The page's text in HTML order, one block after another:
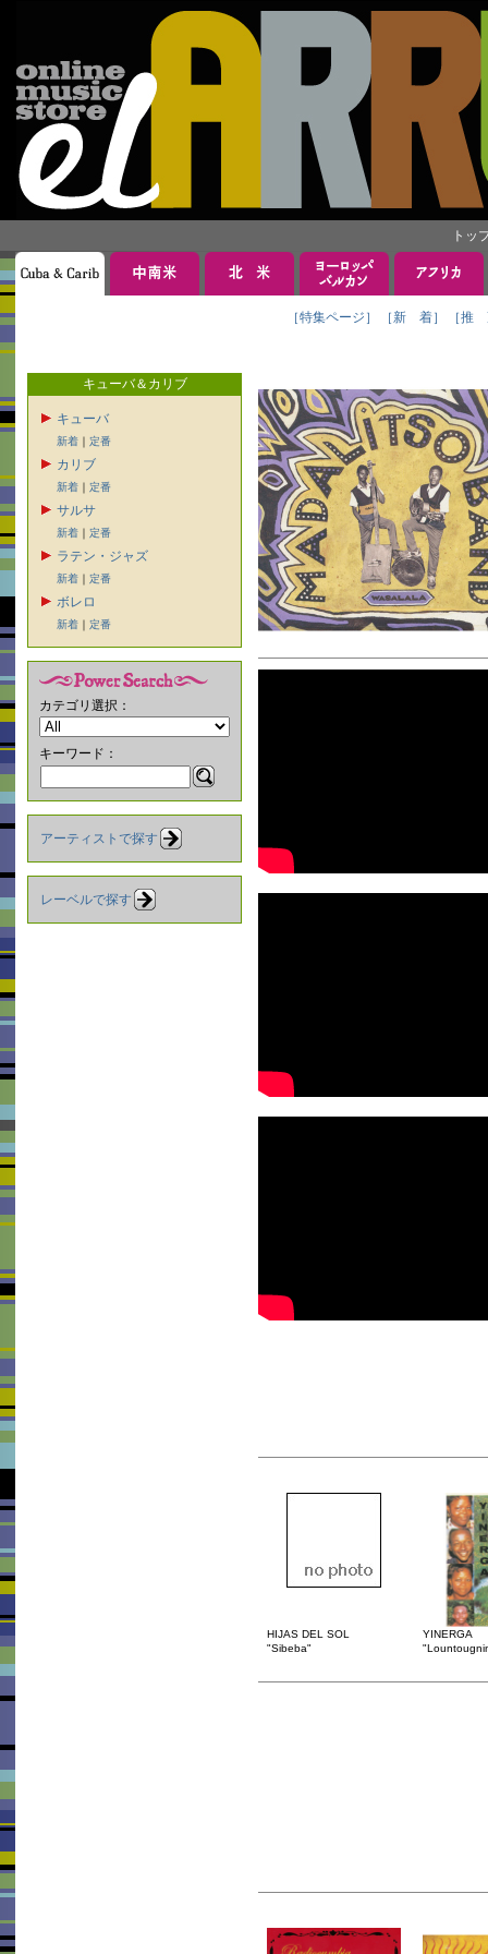
トッ
［特集ページ］ ［新 着］ ［推
キューバ＆カリブ
キューバ
新着 ｜ 定番
カリブ
新着 ｜ 定番
サルサ
新着 ｜ 定番
ラテン・ジャズ
新着 ｜ 定番
ボレロ
新着 ｜ 定番
カテゴリ選択：
キーワード：
アーティストで探す
レーベルで探す
HIJAS DEL SOL
"Sibeba"
YINERGA